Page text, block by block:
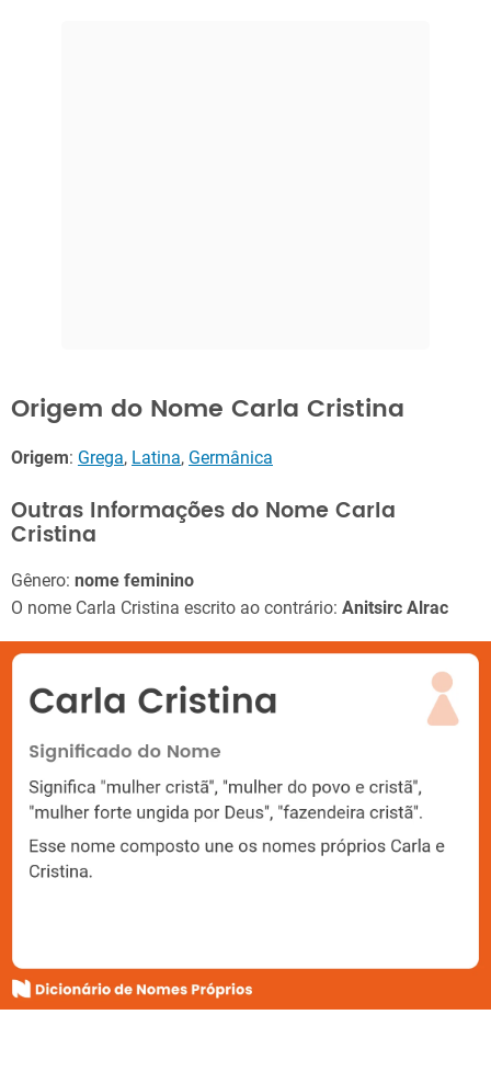
Origem do Nome Carla Cristina
Origem: Grega, Latina, Germânica
Outras Informações do Nome Carla
Cristina
Gênero: nome feminino
O nome Carla Cristina escrito ao contrário: Anitsirc Alrac